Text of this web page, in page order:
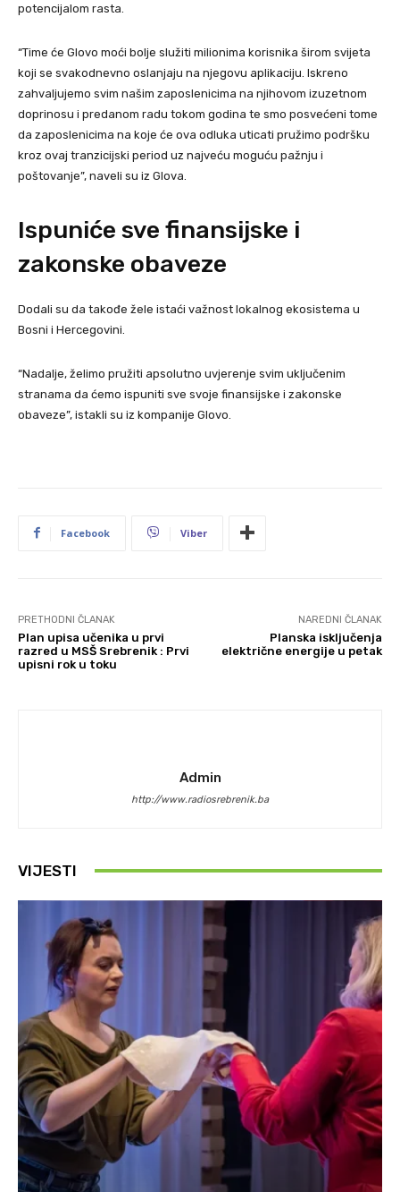
potencijalom rasta.
“Time će Glovo moći bolje služiti milionima korisnika širom svijeta
koji se svakodnevno oslanjaju na njegovu aplikaciju. Iskreno
zahvaljujemo svim našim zaposlenicima na njihovom izuzetnom
doprinosu i predanom radu tokom godina te smo posvećeni tome
da zaposlenicima na koje će ova odluka uticati pružimo podršku
kroz ovaj tranzicijski period uz najveću moguću pažnju i
poštovanje”, naveli su iz Glova.
Ispuniće sve finansijske i
zakonske obaveze
Dodali su da takođe žele istaći važnost lokalnog ekosistema u
Bosni i Hercegovini.
“Nadalje, želimo pružiti apsolutno uvjerenje svim uključenim
stranama da ćemo ispuniti sve svoje finansijske i zakonske
obaveze”, istakli su iz kompanije Glovo.
Facebook Viber
PRETHODNI ČLANAK
Plan upisa učenika u prvi
razred u MSŠ Srebrenik : Prvi
upisni rok u toku
NAREDNI ČLANAK
Planska isključenja
električne energije u petak
Admin
http://www.radiosrebrenik.ba
VIJESTI